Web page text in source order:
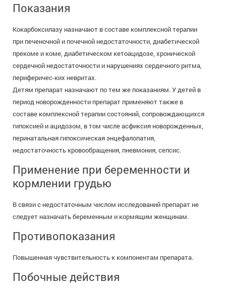
Показания
Кокарбоксилазу назначают в составе комплексной терапии
при печеночной и почечной недостаточности, диабетической
прекоме и коме, диабетическом кетоацидозе, хронической
сердечной недостаточности и нарушениях сердечного ритма,
периферичес-ких невритах.
Детям препарат назначают по тем же показаниям. У детей в
период новорожденности препарат применяют также в
составе комплексной терапии состояний, сопровождающихся
гипоксией и ацидозом, в том числе асфиксия новорожденных,
перинатальная гипоксическая энцефалопатия,
недостаточность кровообращения, пневмония, сепсис.
Применение при беременности и
кормлении грудью
В связи с недостаточным числом исследований препарат не
следует назначать беременным и кормящим женщинам.
Противопоказания
Повышенная чувствительность к компонентам препарата.
Побочные действия